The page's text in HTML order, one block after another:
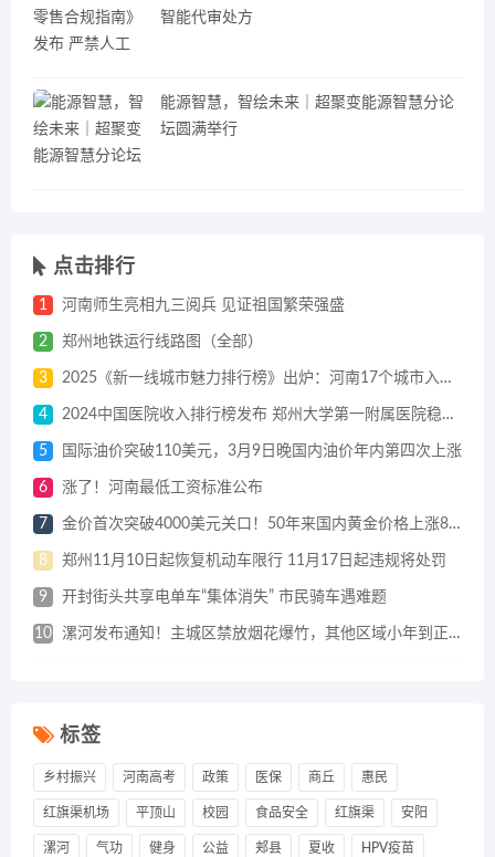
智能代审处方
能源智慧，智绘未来｜超聚变能源智慧分论
坛圆满举行
点击排行
1 河南师生亮相九三阅兵 见证祖国繁荣强盛
2 郑州地铁运行线路图（全部）
3 2025《新一线城市魅力排行榜》出炉：河南17个城市入选一到五线城市
4 2024中国医院收入排行榜发布 郑州大学第一附属医院稳居榜首
5 国际油价突破110美元，3月9日晚国内油价年内第四次上涨
6 涨了！河南最低工资标准公布
7 金价首次突破4000美元关口！50年来国内黄金价格上涨80倍
8 郑州11月10日起恢复机动车限行 11月17日起违规将处罚
9 开封街头共享电单车“集体消失” 市民骑车遇难题
10 漯河发布通知！主城区禁放烟花爆竹，其他区域小年到正月十五可燃放
标签
乡村振兴 河南高考 政策 医保 商丘 惠民
红旗渠机场 平顶山 校园 食品安全 红旗渠 安阳
漯河 气功 健身 公益 郏县 夏收 HPV疫苗